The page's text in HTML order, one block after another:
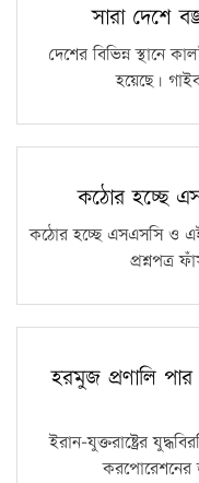
সারা দেশে
দেশের বিভিন্ন স্থানে
হয়েছে।
কঠোর হচ্ছে
কঠোর হচ্ছে এসএসসি ও
প্রশ্নপত্র
হরমুজ প্রণালি পার
ইরান-যুক্তরাষ্ট্রের
করপোরেশনের